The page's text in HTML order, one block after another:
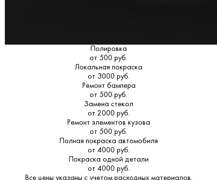
Полировка
от 500 руб.
Локальная покраска
от 3000 руб.
Ремонт бампера
от 500 руб.
Замена стекол
от 2000 руб.
Ремонт элементов кузова
от 500 руб.
Полная покраска автомобиля
от 4000 руб.
Покраска одной детали
от 4000 руб.
Все цены указаны с учетом расходных материалов.